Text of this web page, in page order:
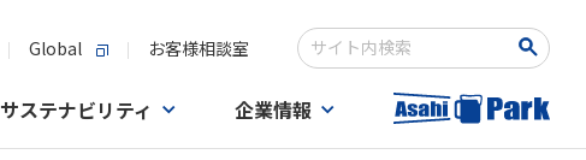
Global お客様相談室
検索キーワード入力
サステナビリティ 企業情報